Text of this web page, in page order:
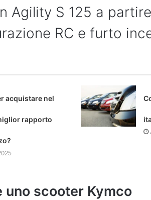
Agility S 125 a
RC e furto
acquistare nel
rapporto
uno scooter Kymco